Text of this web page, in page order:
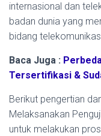
internasional dan
badan dunia yang
bidang
Baca Juga :
Tersertifikasi &
Berikut pengertian
Melaksanakan
untuk melakukan